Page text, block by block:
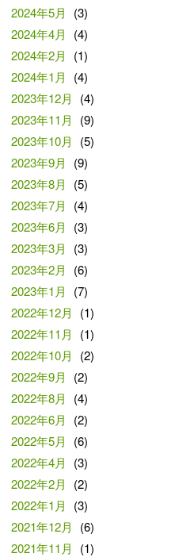
2024年5月
(3)
2024年4月
(4)
2024年2月
(1)
2024年1月
(4)
2023年12月
(4)
2023年11月
(9)
2023年10月
(5)
2023年9月
(9)
2023年8月
(5)
2023年7月
(4)
2023年6月
(3)
2023年3月
(3)
2023年2月
(6)
2023年1月
(7)
2022年12月
(1)
2022年11月
(1)
2022年10月
(2)
2022年9月
(2)
2022年8月
(4)
2022年6月
(2)
2022年5月
(6)
2022年4月
(3)
2022年2月
(2)
2022年1月
(3)
2021年12月
(6)
2021年11月
(1)